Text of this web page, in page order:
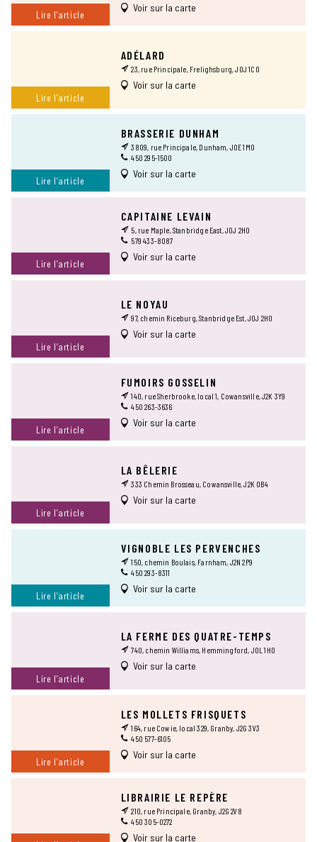
Lire l’article
Voir sur la carte
Lire l’article
ADÉLARD
23, rue Principale, Frelighsburg, J0J 1C0
Voir sur la carte
Lire l’article
BRASSERIE DUNHAM
3809, rue Principale, Dunham, J0E 1M0
450 295-1500
Voir sur la carte
Lire l’article
CAPITAINE LEVAIN
5, rue Maple, Stanbridge East, J0J 2H0
579 433-8087
Voir sur la carte
Lire l’article
LE NOYAU
97, chemin Riceburg, Stanbridge Est, J0J 2H0
Voir sur la carte
Lire l’article
FUMOIRS GOSSELIN
140, rue Sherbrooke, local 1, Cowansville, J2K 3Y9
450 263-3636
Voir sur la carte
Lire l’article
LA BÊLERIE
333 Chemin Brosseau, Cowansville, J2K 0B4
Voir sur la carte
Lire l’article
VIGNOBLE LES PERVENCHES
150, chemin Boulais, Farnham, J2N 2P9
450 293-8311
Voir sur la carte
Lire l’article
LA FERME DES QUATRE-TEMPS
740, chemin Williams, Hemmingford, J0L 1H0
Voir sur la carte
Lire l’article
LES MOLLETS FRISQUETS
164, rue Cowie, local 329, Granby, J2G 3V3
450 577-6105
Voir sur la carte
LIBRAIRIE LE REPÈRE
210, rue Principale, Granby, J2G 2V8
450 305-0272
Voir sur la carte